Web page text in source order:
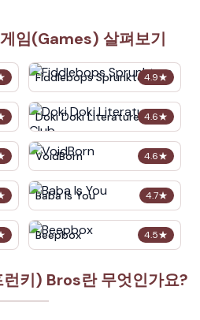
임(Games) 살펴보기
4.9★
Fiddlebops Sprunkters
4.6★
Doki Doki Literature Club
4.6★
VoidBorn
4.7★
Baba Is You
4.5★
Beepbox
키) Bros란 무엇인가요?